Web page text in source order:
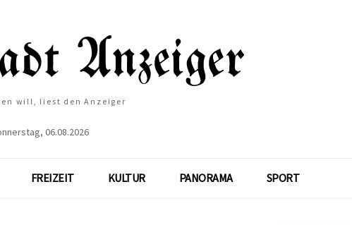
will, liest den Anzeiger
06.08.2026
FREIZEIT KULTUR PANORAMA SPORT